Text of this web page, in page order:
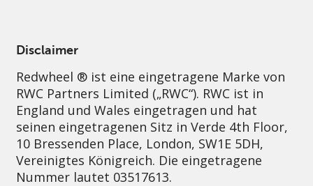
Disclaimer
Redwheel ® ist eine eingetragene Marke von
RWC Partners Limited („RWC“). RWC ist in
England und Wales eingetragen und hat
seinen eingetragenen Sitz in Verde 4th Floor,
10 Bressenden Place, London, SW1E 5DH,
Vereinigtes Königreich. Die eingetragene
Nummer lautet 03517613.
Nachhaltigkeit Governance Kontakt